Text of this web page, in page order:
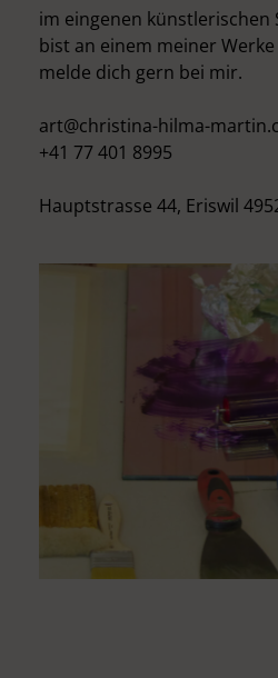
im eingenen künstlerischen
bist an einem meiner
melde dich gern bei mir.
art@christina-hilma-
+41 77 401 8995
Hauptstrasse 44, Eriswil